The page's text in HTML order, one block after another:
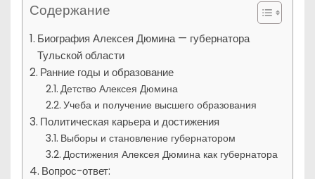
Содержание
Биография Алексея Дюмина — губернатора
Тульской области
Ранние годы и образование
Детство Алексея Дюмина
Учеба и получение высшего образования
Политическая карьера и достижения
Выборы и становление губернатором
Достижения Алексея Дюмина как губернатора
Вопрос-ответ: